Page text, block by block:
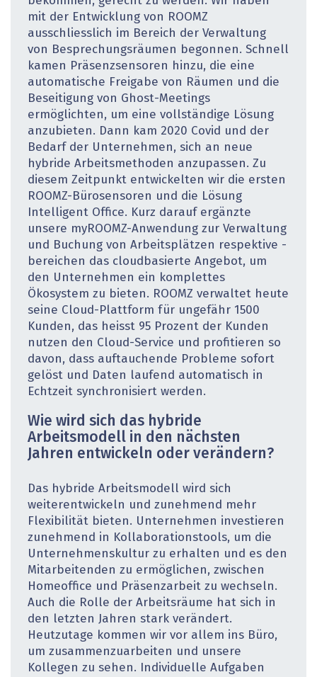
mit der Entwicklung von ROOMZ
ausschliesslich im Bereich der Verwaltung
von Besprechungsräumen begonnen. Schnell
kamen Präsenzsensoren hinzu, die eine
automatische Freigabe von Räumen und die
Beseitigung von Ghost-Meetings
ermöglichten, um eine vollständige Lösung
anzubieten. Dann kam 2020 Covid und der
Bedarf der Unternehmen, sich an neue
hybride Arbeitsmethoden anzupassen. Zu
diesem Zeitpunkt entwickelten wir die ersten
ROOMZ-­Bürosensoren und die Lösung
Intelligent Office. Kurz darauf ­ergänzte
unsere myROOMZ-Anwendung zur Verwaltung
und Buchung von Arbeitsplätzen respektive -
bereichen das cloudbasierte Angebot, um
den Unternehmen ein komplettes
Ökosystem zu bieten. ROOMZ verwaltet heute
seine Cloud-Plattform für ungefähr 1500
Kunden, das heisst 95 Prozent der Kunden
nutzen den Cloud-Service und profitieren so
davon, dass auftauchende Probleme sofort
gelöst und Daten laufend automatisch in
Echtzeit synchronisiert werden.
Wie wird sich das hybride
Arbeitsmodell in den nächsten
Jahren entwickeln oder verändern?
Das hybride Arbeitsmodell wird sich
weiterentwickeln und zunehmend mehr
Flexibilität bieten. Unternehmen investieren
zunehmend in Kollaborationstools, um die
Unternehmenskultur zu erhalten und es den
Mitarbeitenden zu ermöglichen, zwischen
Homeoffice und Präsenzarbeit zu wechseln.
Auch die Rolle der Arbeitsräume hat sich in
den letzten Jahren stark verändert.
Heutzutage kommen wir vor allem ins Büro,
um zusammenzuarbeiten und unsere
Kollegen zu sehen. Individuelle Aufgaben